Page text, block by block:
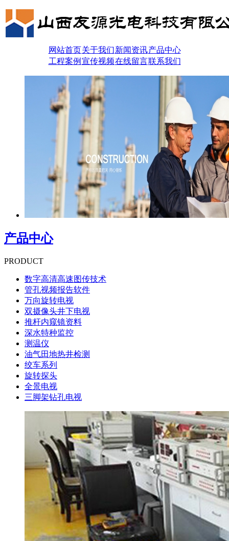
网站首页关于我们新闻资讯产品中心
工程案例 宣传视频在线留言联系我们
产品中心
PRODUCT
数字高清高速图传技术
管孔视频报告软件
万向旋转电视
双摄像头井下电视
推杆内窥镜资料
深水特种监控
测温仪
油气田地热井检测
绞车系列
旋转探头
全景电视
三脚架钻孔电视